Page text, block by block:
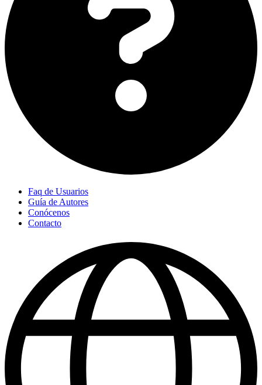
Faq de Usuarios
Guía de Autores
Conócenos
Contacto